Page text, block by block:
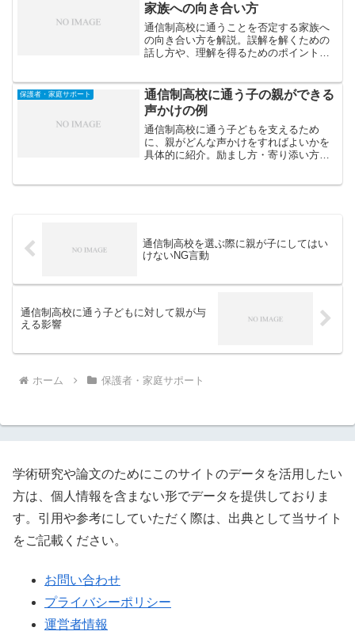
家族への向き合い方
通信制高校に通うことを否定する家族へ
の向き合い方を解説。誤解を解くための
話し方や、理解を得るためのポイント、
保護者・家庭サポート
通信制高校に通う子の親ができる
声かけの例
通信制高校に通う子どもを支えるため
に、親がどんな声かけをすればよいかを
具体的に紹介。励まし方・寄り添い方・
通信制高校を選ぶ際に親が子にしてはい
けないNG言動
通信制高校に通う子どもに対して親が与
える影響
ホーム 保護者・家庭サポート
学術研究や論文のためにこのサイトのデータを活用したい
方は、個人情報を含まない形でデータを提供しておりま
す。引用や参考にしていただく際は、出典として当サイト
をご記載ください。
お問い合わせ
プライバシーポリシー
運営者情報